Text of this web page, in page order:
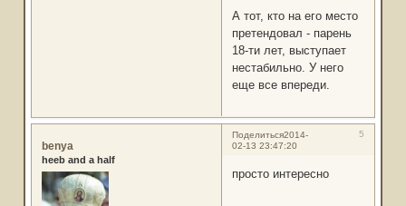
А тот, кто на его место
претендовал - парень
18-ти лет, выступает
нестабильно. У него
еще все впереди.
Поделиться 5
2014-
02-13 23:47:20
benya
heeb and a half
просто интересно